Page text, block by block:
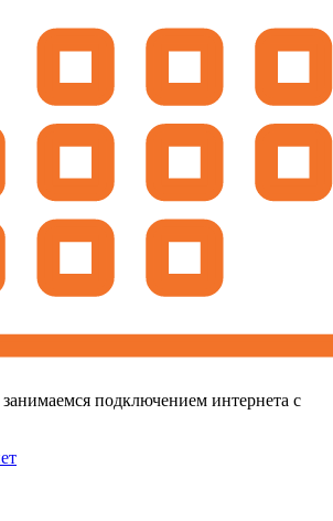
подключением интернета с